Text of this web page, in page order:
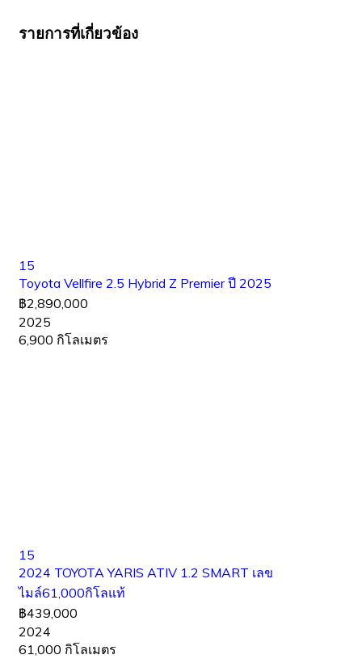
รายการที่เกี่ยวข้อง
15
Toyota Vellfire 2.5 Hybrid Z Premier ปี 2025
฿2,890,000
2025
6,900 กิโลเมตร
15
2024 TOYOTA YARIS ATIV 1.2 SMART เลข
ไมล์61,000กิโลแท้
฿439,000
2024
61,000 กิโลเมตร